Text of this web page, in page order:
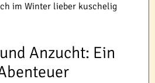
im Winter lieber kuschelig
Anzucht: Ein